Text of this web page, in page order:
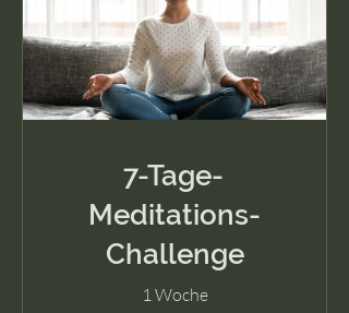
7-Tage-
Meditations-
Challenge
1 Woche